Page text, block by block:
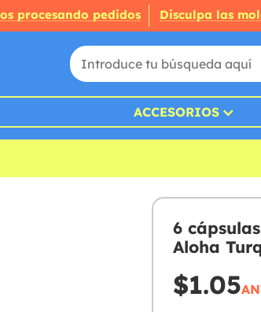
procesando pedidos Disculpa las
ACCESORIOS
6
Aloha
$1.05